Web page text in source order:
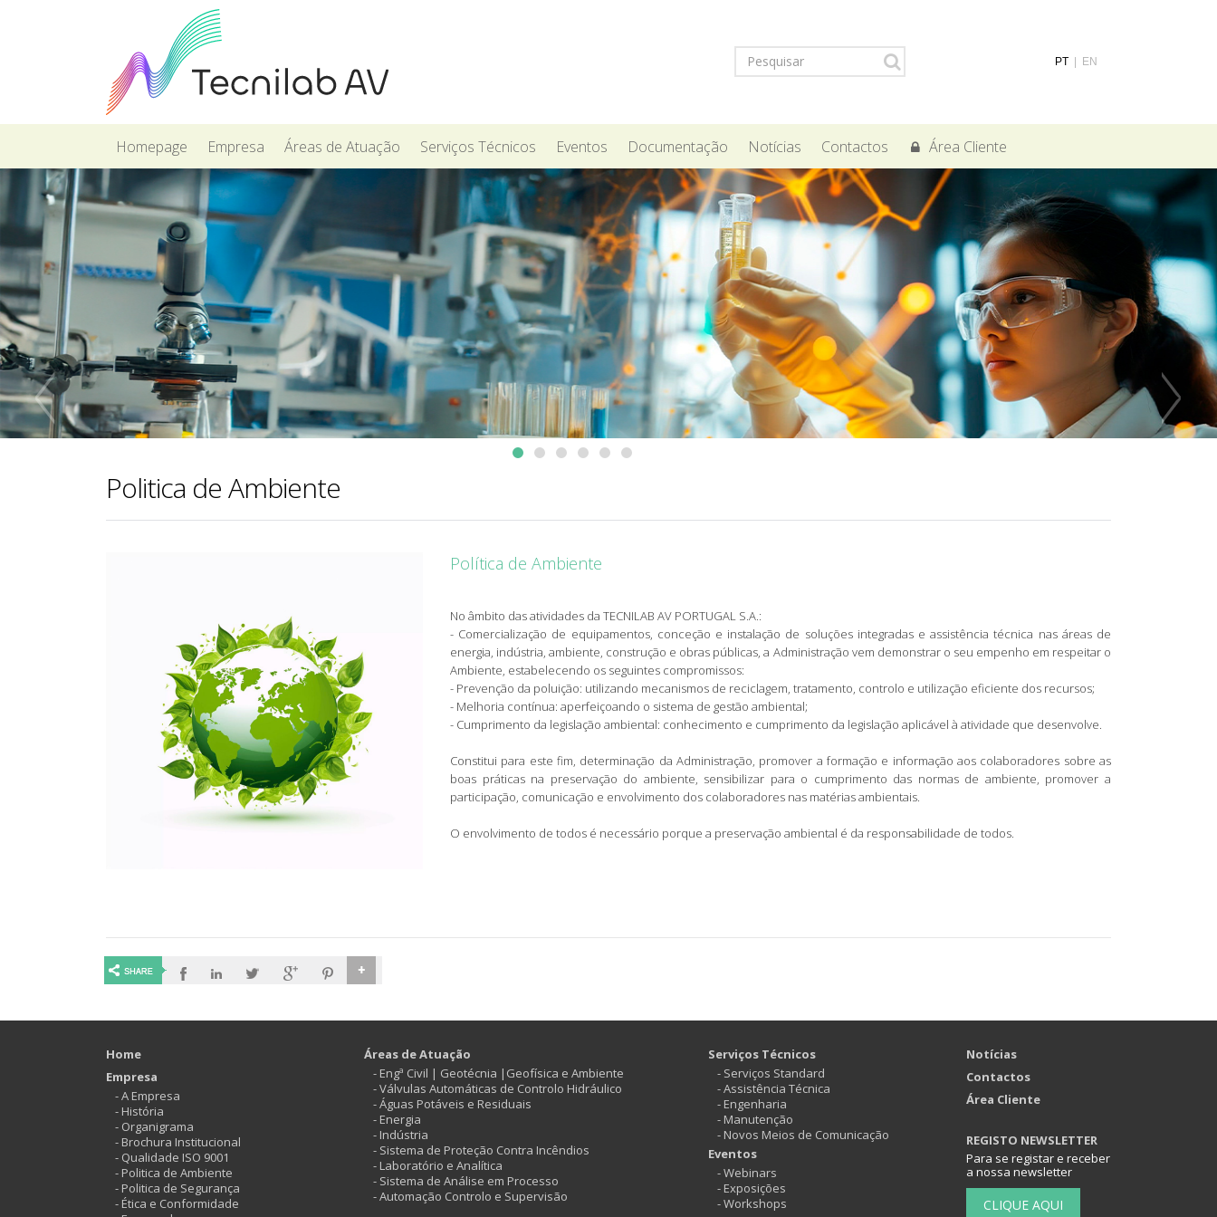
PT EN
Homepage Empresa Áreas de Atuação Serviços Técnicos Eventos Documentação Notícias Contactos Área Cliente
Politica de Ambiente
Política de Ambiente
No âmbito das atividades da TECNILAB AV PORTUGAL S.A.:
- Comercialização de equipamentos, conceção e instalação de soluções integradas e assistência técnica nas áreas de
energia, indústria, ambiente, construção e obras públicas, a Administração vem demonstrar o seu empenho em respeitar o
Ambiente, estabelecendo os seguintes compromissos:
- Prevenção da poluição: utilizando mecanismos de reciclagem, tratamento, controlo e utilização eficiente dos recursos;
- Melhoria contínua: aperfeiçoando o sistema de gestão ambiental;
- Cumprimento da legislação ambiental: conhecimento e cumprimento da legislação aplicável à atividade que desenvolve.
Constitui para este fim, determinação da Administração, promover a formação e informação aos colaboradores sobre as
boas práticas na preservação do ambiente, sensibilizar para o cumprimento das normas de ambiente, promover a
participação, comunicação e envolvimento dos colaboradores nas matérias ambientais.
O envolvimento de todos é necessário porque a preservação ambiental é da responsabilidade de todos.
Home
Empresa
- A Empresa
- História
- Organigrama
- Brochura Institucional
- Qualidade ISO 9001
- Politica de Ambiente
- Politica de Segurança
- Ética e Conformidade
Áreas de Atuação
- Engª Civil | Geotécnia |Geofísica e Ambiente
- Válvulas Automáticas de Controlo Hidráulico
- Águas Potáveis e Residuais
- Energia
- Indústria
- Sistema de Proteção Contra Incêndios
- Laboratório e Analítica
- Sistema de Análise em Processo
- Automação Controlo e Supervisão
Serviços Técnicos
- Serviços Standard
- Assistência Técnica
- Engenharia
- Manutenção
- Novos Meios de Comunicação
Eventos
- Webinars
- Exposições
- Workshops
Notícias
Contactos
Área Cliente
REGISTO NEWSLETTER
Para se registar e receber
a nossa newsletter